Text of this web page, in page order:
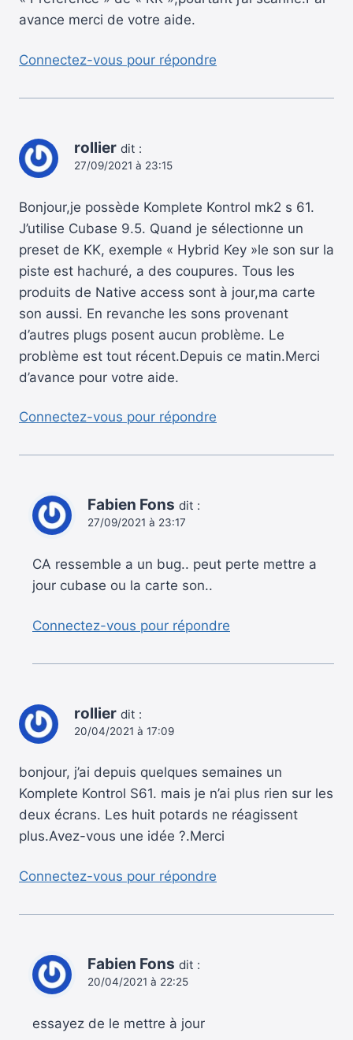
avance merci de votre aide.
Connectez-vous pour répondre
rollier dit :
27/09/2021 à 23:15
Bonjour,je possède Komplete Kontrol mk2 s 61.
J’utilise Cubase 9.5. Quand je sélectionne un
preset de KK, exemple « Hybrid Key »le son sur la
piste est hachuré, a des coupures. Tous les
produits de Native access sont à jour,ma carte
son aussi. En revanche les sons provenant
d’autres plugs posent aucun problème. Le
problème est tout récent.Depuis ce matin.Merci
d’avance pour votre aide.
Connectez-vous pour répondre
Fabien Fons dit :
27/09/2021 à 23:17
CA ressemble a un bug.. peut perte mettre a
jour cubase ou la carte son..
Connectez-vous pour répondre
rollier dit :
20/04/2021 à 17:09
bonjour, j’ai depuis quelques semaines un
Komplete Kontrol S61. mais je n’ai plus rien sur les
deux écrans. Les huit potards ne réagissent
plus.Avez-vous une idée ?.Merci
Connectez-vous pour répondre
Fabien Fons dit :
20/04/2021 à 22:25
essayez de le mettre à jour